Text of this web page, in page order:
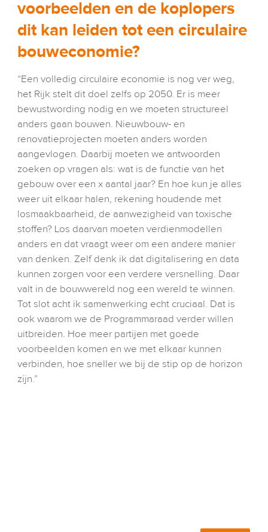
voorbeelden en de koplopers
dit kan leiden tot een circulaire
bouweconomie?
“Een volledig circulaire economie is nog ver weg,
het Rijk stelt dit doel zelfs op 2050. Er is meer
bewustwording nodig en we moeten structureel
anders gaan bouwen. Nieuwbouw- en
renovatieprojecten moeten anders worden
aangevlogen. Daarbij moeten we antwoorden
zoeken op vragen als: wat is de functie van het
gebouw over een x aantal jaar? En hoe kun je alles
weer uit elkaar halen, rekening houdende met
losmaakbaarheid, de aanwezigheid van toxische
stoffen? Los daarvan moeten verdienmodellen
anders en dat vraagt weer om een andere manier
van denken. Zelf denk ik dat digitalisering en data
kunnen zorgen voor een verdere versnelling. Daar
valt in de bouwwereld nog een wereld te winnen.
Tot slot acht ik samenwerking echt cruciaal. Dat is
ook waarom we de Programmaraad verder willen
uitbreiden. Hoe meer partijen met goede
voorbeelden komen en we met elkaar kunnen
verbinden, hoe sneller we bij de stip op de horizon
zijn.”